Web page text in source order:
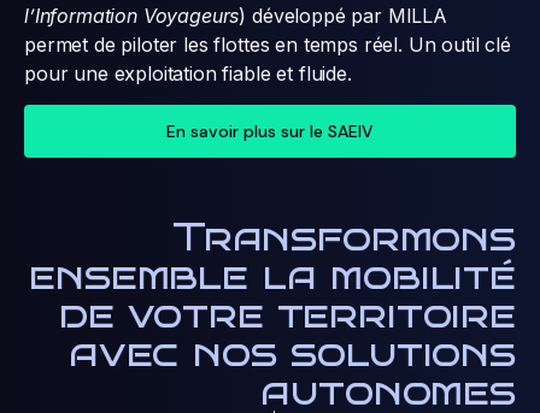
l’Information Voyageurs) développé par MILLA
permet de piloter les flottes en temps réel. Un outil clé
pour une exploitation fiable et fluide.
En savoir plus sur le SAEIV
Transformons
ensemble la mobilité
de votre territoire
avec nos solutions
autonomes